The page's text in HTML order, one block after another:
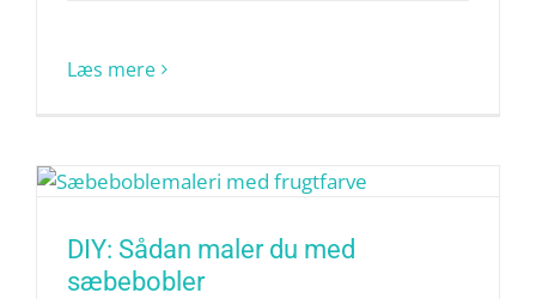
Læs mere
DIY: Sådan maler du med
sæbebobler